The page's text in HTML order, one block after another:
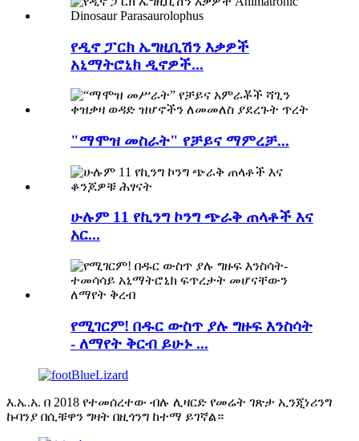
የዲኖ ፓርክ ኤግዚቢሽን እቃዎች
አኒማትሮኒክ ዲኖዎች...
"ማሞዝ መስራት" የቻይና ማምረቻ...
ሁሉም 11 የኪንግ ኮንግ ጭራቅ ጠላቶች እና
አር...
የሚገርም! በዱር ውስጥ ያሉ ግዙፍ እንስሳት
- ለማየት ቅርብ ይሁኑ ...
እ.ኤ.አ. በ 2018 የተመሰረተው ብሉ ሊዛርድ የመሬት ገጽታ ኢንጂነሪንግ
ኩባንያ በሲቹዋን ግዛት በዚጎንግ ከተማ ይገኛል።